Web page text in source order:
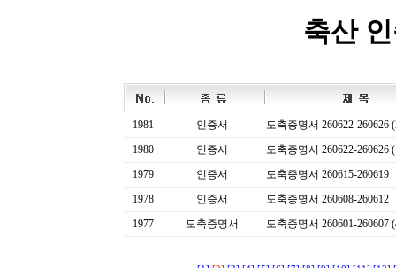
축산
1981 인증서
도축증명서 260622-260626
1980
인증서
도축증명서 260622-260626
1979
인증서
도축증명서 260615-260619
1978
인증서
도축증명서 260608-260612
1977
도축증명서 도축증명서 260601-260607